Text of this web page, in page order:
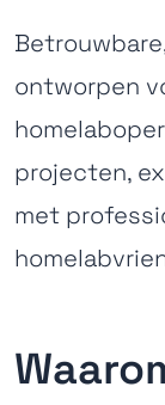
ontworpen
projecten,
met